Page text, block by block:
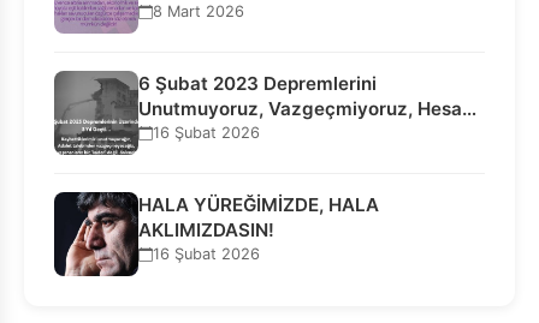
8 Mart 2026
6 Şubat 2023 Depremlerini
Unutmuyoruz, Vazgeçmiyoruz, Hesap
Sorulmasını İstiyoruz!
16 Şubat 2026
HALA YÜREĞİMİZDE, HALA
AKLIMIZDASIN!
16 Şubat 2026